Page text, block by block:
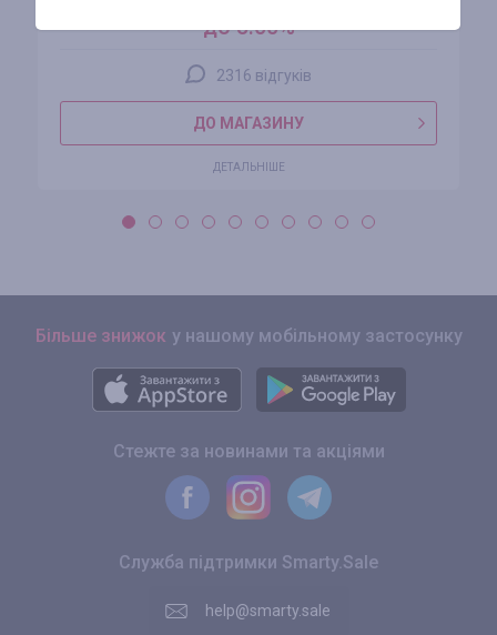
до 5.00%
2316 відгуків
ДО МАГАЗИНУ
ДЕТАЛЬНІШЕ
Більше знижок у нашому мобільному застосунку
Стежте за новинами та акціями
Служба підтримки Smarty.Sale
help@smarty.sale